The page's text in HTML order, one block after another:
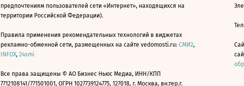
предпочтениям пользователей сети «Интернет», находящихся на
территории Российской Федерации).
Правила применения рекомендательных технологий в виджетах
рекламно-обменной сети, размещенных на сайте vedomosti.ru: СМИ2,
INFOX, 24smi
Все права защищены © АО Бизнес Ньюс Медиа, ИНН/КПП
7712108141/771501001, ОГРН 1027739124775, 127018, г. Москва, вн.тер.г.